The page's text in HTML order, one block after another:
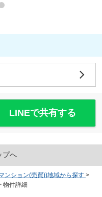
LINEで共有する
プへ
ンション(売買))地域から探す >
物件詳細